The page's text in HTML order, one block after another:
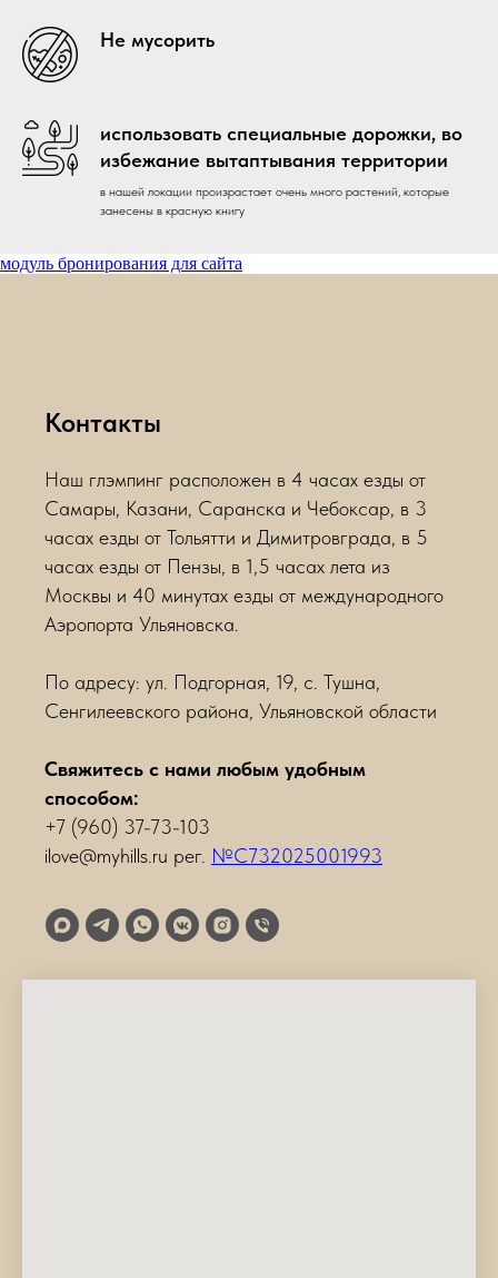
Не мусорить
использовать специальные дорожки, во
избежание вытаптывания территории
в нашей локации произрастает очень много растений, которые
занесены в красную книгу
модуль бронирования для сайта
Контакты
Наш глэмпинг расположен в 4 часах езды от
Самары, Казани, Саранска и Чебоксар, в 3
часах езды от Тольятти и Димитровграда, в 5
часах езды от Пензы, в 1,5 часах лета из
Москвы и 40 минутах езды от международного
Аэропорта Ульяновска.
По адресу: ул. Подгорная, 19, с. Тушна,
Сенгилеевского района, Ульяновской области
Свяжитесь с нами любым удобным
способом:
+7 (960) 37-73-103
ilove@myhills.ru рег. №С732025001993